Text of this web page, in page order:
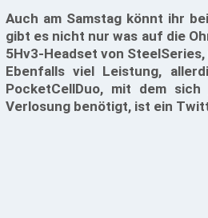
Auch am Samstag könnt ihr
gibt es nicht nur was auf die
5Hv3-Headset von
Ebenfalls viel Leistung,
PocketCellDuo, mit dem
Verlosung benötigt, ist ein